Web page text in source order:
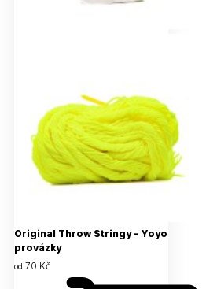
Original Throw Stringy - Yoyo
provázky
od 70 Kč